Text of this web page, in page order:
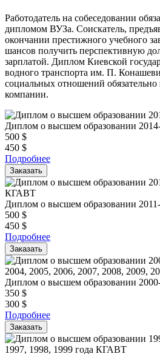
Работодатель на собеседовании
дипломом ВУЗа. Соискатель,
окончании престижного учебного
шансов получить перспективную
зарплатой. Диплом Киевской
водного транспорта им. П.
социальных отношений обязательно
компании.
Диплом о высшем образовании
500 $
450 $
Подробнее
Заказать
Диплом о высшем образовании
500 $
450 $
Подробнее
Заказать
Диплом о высшем образовании
350 $
300 $
Подробнее
Заказать